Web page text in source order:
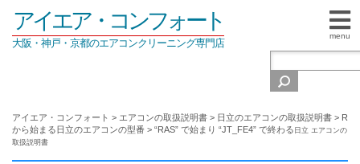
menu
アイエア・コンフォート
大阪・神戸・京都のエアコンクリーニング専門店
アイエア・コンフォート > エアコンの取扱説明書 > 日立のエアコンの取扱説明書 > R
から始まる日立のエアコンの型番 > “RAS” で始まり “JT_FE4” で終わる 日立 エアコンの
取扱説明書